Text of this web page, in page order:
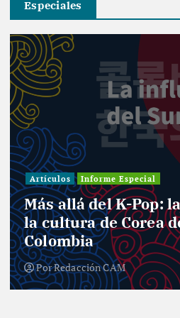
Especiales
Especial
K-Pop: la expansión
Corea del Sur en
CAM